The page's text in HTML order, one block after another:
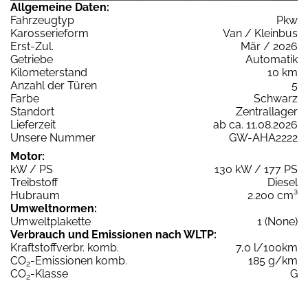
Allgemeine Daten:
Fahrzeugtyp
Pkw
Karosserieform
Van / Kleinbus
Erst-Zul.
Mär / 2026
Getriebe
Automatik
Kilometerstand
10 km
Anzahl der Türen
5
Farbe
Schwarz
Standort
Zentrallager
Lieferzeit
ab ca. 11.08.2026
Unsere Nummer
GW-AHA2222
Motor:
kW / PS
130 kW / 177 PS
Treibstoff
Diesel
Hubraum
2.200 cm³
Umweltnormen:
Umweltplakette
1 (None)
Verbrauch und Emissionen nach WLTP:
Kraftstoffverbr. komb.
7,0 l/100km
CO2-Emissionen komb.
185 g/km
CO2-Klasse
G